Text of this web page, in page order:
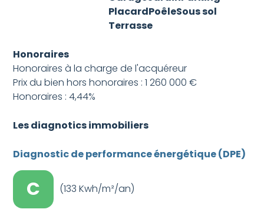
PlacardPoêleSous sol
Terrasse
Honoraires
Honoraires à la charge de l'acquéreur
Prix du bien hors honoraires : 1 260 000 €
Honoraires : 4,44%
Les diagnotics immobiliers
Diagnostic de performance énergétique (DPE)
C (133 Kwh/m²/an)